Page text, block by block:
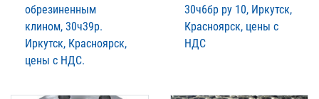
обрезиненным
клином, 30ч39р.
Иркутск, Красноярск,
цены с НДС.
30ч6бр ру 10, Иркутск,
Красноярск, цены с
НДС